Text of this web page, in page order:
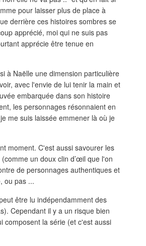
pour laisser plus de place à
derrière ces histoires sombres se
apprécié, moi qui ne suis pas
apprécie être tenue en
à Naëlle une dimension particulière
avec l'envie de lui tenir la main et
embarquée dans son histoire
les personnages résonnaient en
me suis laissée emmener là où je
moment. C'est aussi savourer les
un doux clin d’œil que l'on
de personnages authentiques et
ou pas ...
être lu indépendamment des
Cependant il y a un risque bien
composent la série (et c'est aussi